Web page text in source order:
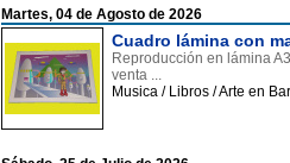
Martes, 04 de Agosto de 2026
Cuadro lámina con
Reproducción en lámina
venta ...
Musica / Libros / Arte en